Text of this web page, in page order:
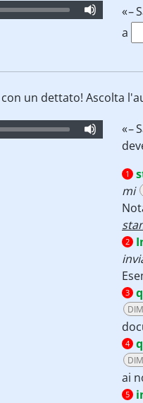
«–
a
un dettato! Ascolta
«–
1
mi
2
3
4
ai
5